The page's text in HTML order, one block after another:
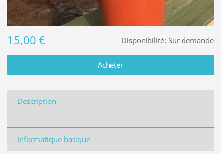
Disponibilité: Sur demande
15,00 €
Description
Informatique basique